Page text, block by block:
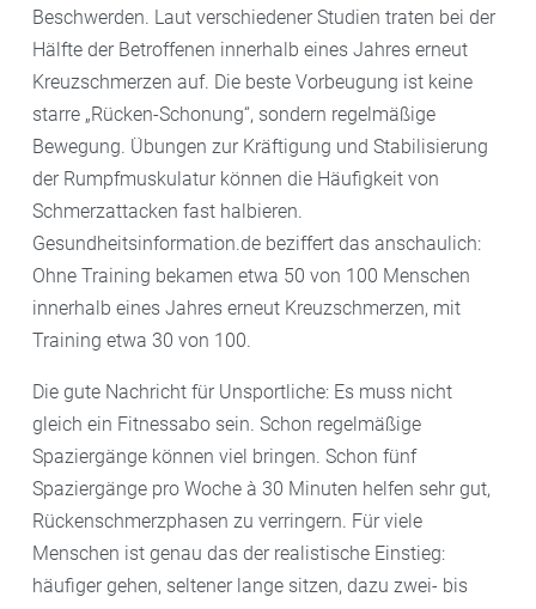
Beschwerden. Laut verschiedener Studien traten bei der
Hälfte der Betroffenen innerhalb eines Jahres erneut
Kreuzschmerzen auf. Die beste Vorbeugung ist keine
starre „Rücken-Schonung“, sondern regelmäßige
Bewegung. Übungen zur Kräftigung und Stabilisierung
der Rumpfmuskulatur können die Häufigkeit von
Schmerzattacken fast halbieren.
Gesundheitsinformation.de beziffert das anschaulich:
Ohne Training bekamen etwa 50 von 100 Menschen
innerhalb eines Jahres erneut Kreuzschmerzen, mit
Training etwa 30 von 100.
Die gute Nachricht für Unsportliche: Es muss nicht
gleich ein Fitnessabo sein. Schon regelmäßige
Spaziergänge können viel bringen. Schon fünf
Spaziergänge pro Woche à 30 Minuten helfen sehr gut,
Rückenschmerzphasen zu verringern. Für viele
Menschen ist genau das der realistische Einstieg:
häufiger gehen, seltener lange sitzen, dazu zwei- bis